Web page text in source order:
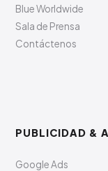
Blue Worldwide
Sala de Prensa
Contáctenos
PUBLICIDAD &
Google Ads